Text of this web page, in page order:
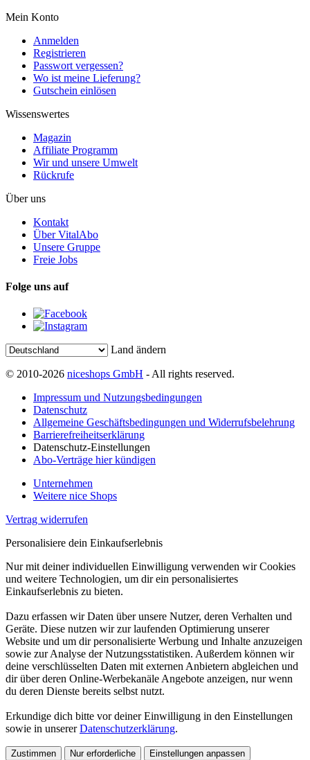
Mein Konto
Anmelden
Registrieren
Passwort vergessen?
Wo ist meine Lieferung?
Gutschein einlösen
Wissenswertes
Magazin
Affiliate Programm
Wir und unsere Umwelt
Rückrufe
Über uns
Kontakt
Über VitalAbo
Unsere Gruppe
Freie Jobs
Folge uns auf
Land ändern
© 2010-2026 niceshops GmbH - All rights reserved.
Impressum und Nutzungsbedingungen
Datenschutz
Allgemeine Geschäftsbedingungen und Widerrufsbelehrung
Barrierefreiheitserklärung
Datenschutz-Einstellungen
Abo-Verträge hier kündigen
Unternehmen
Weitere nice Shops
Vertrag widerrufen
Personalisiere dein Einkaufserlebnis
Nur mit deiner individuellen Einwilligung verwenden wir Cookies
und weitere Technologien, um dir ein personalisiertes
Einkaufserlebnis zu bieten.
Dazu erfassen wir Daten über unsere Nutzer, deren Verhalten und
Geräte. Diese nutzen wir zur laufenden Optimierung unserer
Website und um dir personalisierte Werbung und Inhalte anzuzeigen
sowie zur Analyse der Nutzungsstatistiken. Außerdem können wir
deine verschlüsselten Daten mit externen Anbietern abgleichen und
dir über deren Online-Werbekanäle Angebote anzeigen, nur wenn
du deren Dienste bereits selbst nutzt.
Erkundige dich bitte vor deiner Einwilligung in den Einstellungen
sowie in unsererDatenschutzerklärung.
Zustimmen Nur erforderliche Einstellungen anpassen